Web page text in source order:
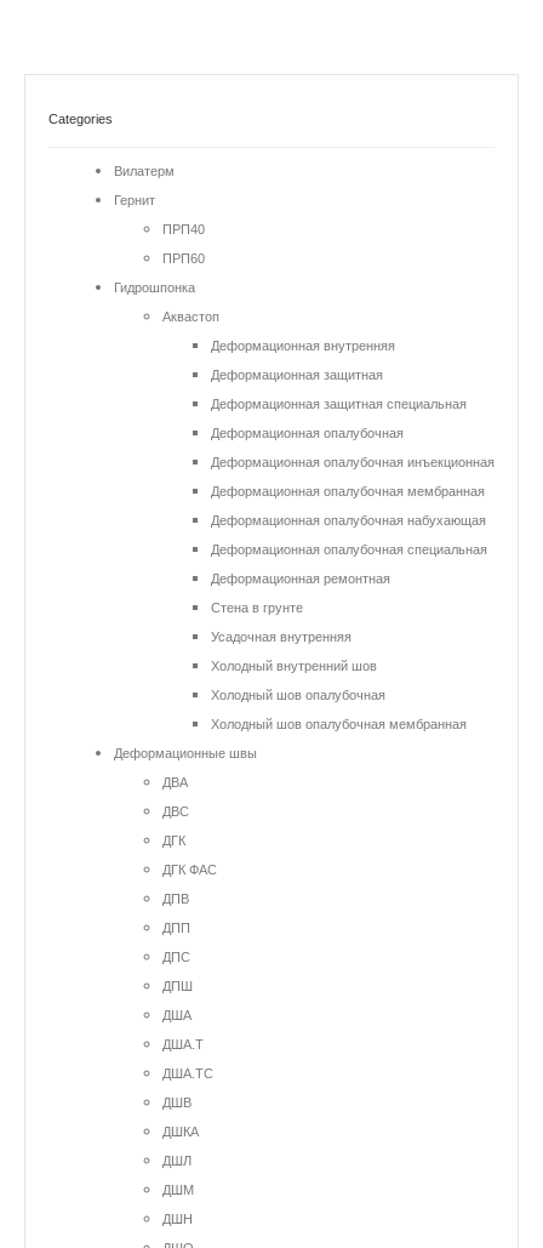
Categories
Вилатерм
Гернит
ПРП40
ПРП60
Гидрошпонка
Аквастоп
Деформационная внутренняя
Деформационная защитная
Деформационная защитная специальная
Деформационная опалубочная
Деформационная опалубочная инъекционная
Деформационная опалубочная мембранная
Деформационная опалубочная набухающая
Деформационная опалубочная специальная
Деформационная ремонтная
Стена в грунте
Усадочная внутренняя
Холодный внутренний шов
Холодный шов опалубочная
Холодный шов опалубочная мембранная
Деформационные швы
ДВА
ДВС
ДГК
ДГК ФАС
ДПВ
ДПП
ДПС
ДПШ
ДША
ДША.Т
ДША.ТС
ДШВ
ДШКА
ДШЛ
ДШМ
ДШН